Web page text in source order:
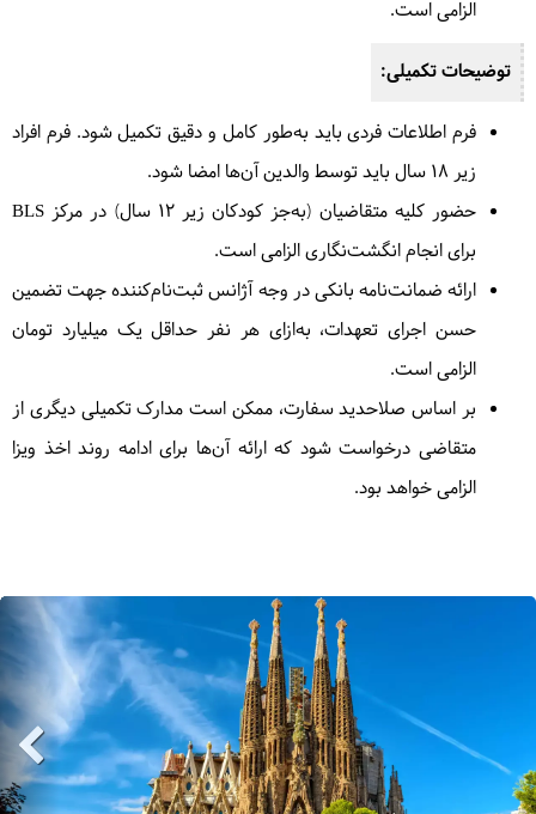
الزامی است.
توضیحات تکمیلی:
فرم اطلاعات فردی باید به‌طور کامل و دقیق تکمیل شود. فرم افراد
زیر ۱۸ سال باید توسط والدین آن‌ها امضا شود.
حضور کلیه متقاضیان (به‌جز کودکان زیر ۱۲ سال) در مرکز
BLS
برای انجام انگشت‌نگاری الزامی است.
ارائه ضمانت‌نامه بانکی در وجه آژانس ثبت‌نام‌کننده جهت تضمین
حسن اجرای تعهدات، به‌ازای هر نفر حداقل یک میلیارد تومان
الزامی است.
بر اساس صلاحدید سفارت، ممکن است مدارک تکمیلی دیگری از
متقاضی درخواست شود که ارائه آن‌ها برای ادامه روند اخذ ویزا
الزامی خواهد بود.